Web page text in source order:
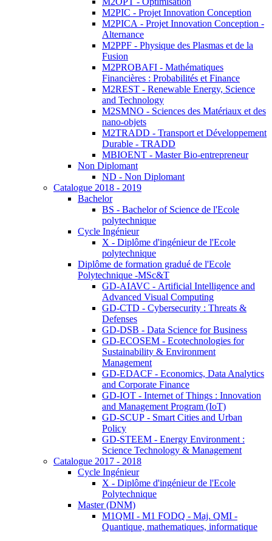
M2PIC - Projet Innovation Conception
M2PICA - Projet Innovation Conception -
Alternance
M2PPF - Physique des Plasmas et de la
Fusion
M2PROBAFI - Mathématiques
Financières : Probabilités et Finance
M2REST - Renewable Energy, Science
and Technology
M2SMNO - Sciences des Matériaux et des
nano-objets
M2TRADD - Transport et Développement
Durable - TRADD
MBIOENT - Master Bio-entrepreneur
Non Diplomant
ND - Non Diplomant
Catalogue 2018 - 2019
Bachelor
BS - Bachelor of Science de l'Ecole
polytechnique
Cycle Ingénieur
X - Diplôme d'ingénieur de l'Ecole
polytechnique
Diplôme de formation gradué de l'Ecole
Polytechnique -MSc&T
GD-AIAVC - Artificial Intelligence and
Advanced Visual Computing
GD-CTD - Cybersecurity : Threats &
Defenses
GD-DSB - Data Science for Business
GD-ECOSEM - Ecotechnologies for
Sustainability & Environment
Management
GD-EDACF - Economics, Data Analytics
and Corporate Finance
GD-IOT - Internet of Things : Innovation
and Management Program (IoT)
GD-SCUP - Smart Cities and Urban
Policy
GD-STEEM - Energy Environment :
Science Technology & Management
Catalogue 2017 - 2018
Cycle Ingénieur
X - Diplôme d'ingénieur de l'Ecole
Polytechnique
Master (DNM)
M1QMI - M1 FODQ - Maj. QMI -
Quantique, mathematiques, informatique